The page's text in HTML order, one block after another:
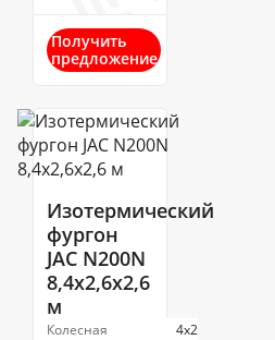
Получить
предложение
Изотермический
фургон
JAC N200N
8,4х2,6х2,6
м
Колесная
4х2